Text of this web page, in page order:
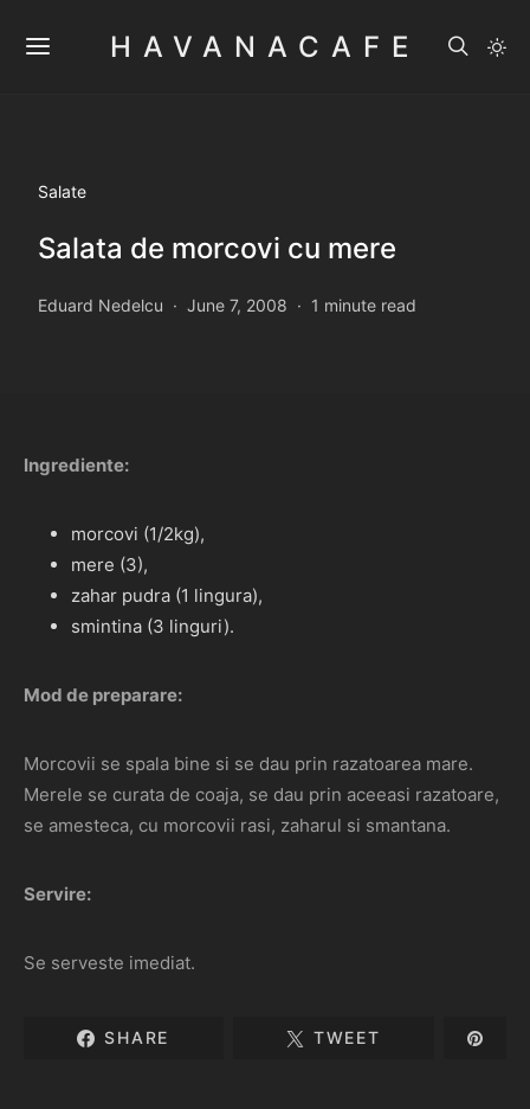
HAVANACAFE
Salate
Salata de morcovi cu mere
Eduard Nedelcu June 7, 2008 1 minute read
Ingrediente:
morcovi (1/2kg),
mere (3),
zahar pudra (1 lingura),
smintina (3 linguri).
Mod de preparare:
Morcovii se spala bine si se dau prin razatoarea mare.
Merele se curata de coaja, se dau prin aceeasi razatoare,
se amesteca, cu morcovii rasi, zaharul si smantana.
Servire:
Se serveste imediat.
SHARE TWEET